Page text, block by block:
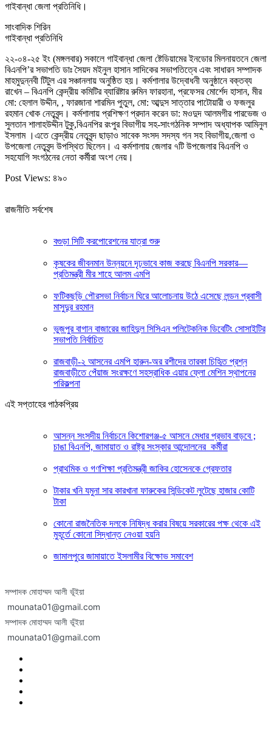
গাইবান্ধা জেলা প্রতিনিধি।
সাংবাদিক শিরিন
গাইবান্ধা প্রতিনিধি
২২-০৪-২৫ ইং (মঙ্গলবার) সকালে গাইবান্ধা জেলা ষ্টেডিয়ামের ইনডোর মিলনায়তনে জেলা
বিএনপি’র সভাপতি ডাঃ সৈয়দ মইনুল হাসান সাদিকের সভাপতিত্বে এবং সাধারন সম্পাদক
মাহমুদুন্নবী টিটুল এর সঞ্চানলায় অনুষ্ঠিত হয়। কর্মশালার উদ্বোধনী অনুষ্ঠানে বক্তব্য
রাখেন – বিএনপি কেন্দ্রীয় কমিটির ব্যারিষ্টার রুমিন ফারহানা, প্রফেসর মোর্শেদ হাসান, মীর
মো: হেলাল উদ্দীন, , ফারজানা শারমিন পুতুল, মো: আব্দুস সাত্তার পাটোয়ারী ও ফজলুর
রহমান খোক নেতৃবৃন্দ। কর্মশালায় প্রশিক্ষণ প্রদান করেন ডা: মওদুদ আলমগীর পারভেজ ও
সুলতান শালাহউদ্দীন টুকু,বিএনপির রংপুর বিভাগীয় সহ-সাংগঠনিক সম্পাদ অধ্যাপক আমিনুল
ইসলাম ।এতে কেন্দ্রীয় নেতৃবৃন্দ ছাড়াও সাবেক সংসদ সদস্য গন সহ বিভাগীয়,জেলা ও
উপজেলা নেতৃবৃন্দ উপস্থিত ছিলেন। এ কর্মশালায় জেলার ৭টি উপজেলার বিএনপি ও
সহযোগি সংগঠনের নেতা কর্মীরা অংশ নেয়।
Post Views: ৪৯০
রাজনীতি সর্বশেষ
বগুড়া সিটি করপোরেশনের যাত্রা শুরু
কৃষকের জীবনমান উন্নয়নে দৃঢ়ভাবে কাজ করছে বিএনপি সরকার—
প্রতিমন্ত্রী মীর শাহে আলম এমপি
ফটিকছড়ি পৌরসভা নির্বাচন ঘিরে আলোচনায় উঠে এসেছে লন্ডন প্রবাসী
মাসুদুর রহমান
ভুজপুর বাগান বাজারের জাহিদুল সিসিএন পলিটেকনিক ডিবেটিং সোসাইটির
সভাপতি নির্বাচিত
রাজবাড়ী-২ আসনের এমপি হারুন-অর রশীদের তারকা চিহিৃত প্রশ্ন
রাজবাড়ীতে পেঁয়াজ সংরক্ষণে সহস্রাধিক এয়ার ফ্লো মেশিন স্থাপনের
পরিকল্পনা
এই সপ্তাহের পাঠকপ্রিয়
আসন্ন সংসদীয় নির্বাচনে কিশোরগঞ্জ-৫ আসনে মেধার প্রভাব বাড়বে ;
চাঙা বিএনপি, জামায়াত ও রাষ্ট্র সংস্কার আন্দোলনের কর্মীরা
প্রাথমিক ও গণশিক্ষা প্রতিমন্ত্রী জাকির হোসেনকে গ্রেফতার
টাকার খনি যমুনা সার কারখানা ফারুকের সিন্ডিকেট লুটেছে হাজার কোটি
টাকা
কোনো রাজনৈতিক দলকে নিষিদ্ধ করার বিষয়ে সরকারের পক্ষ থেকে এই
মুহূর্তে কোনো সিদ্ধান্ত নেওয়া হয়নি
জামালপুরে জামায়াতে ইসলামীর বিক্ষোভ সমাবেশ
সম্পাদক মোহাম্মদ আলী ভূঁইয়া
mounata01@gmail.com
সম্পাদক মোহাম্মদ আলী ভূঁইয়া
mounata01@gmail.com